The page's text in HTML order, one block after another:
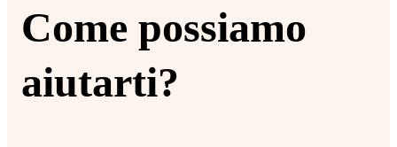
Come possiamo
aiutarti?